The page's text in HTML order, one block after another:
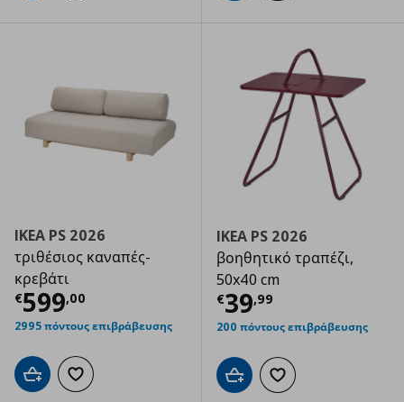
IKEA PS 2026
τριθέσιος καναπές-
κρεβάτι
€599,00
Τρέχουσα τιμή € 599,00
2995 πόντους επιβράβευσης
Προσθήκη στο καλάθι
Προσθήκη στα αγαπημένα
IKEA PS 2026
βοηθητικό τραπέζι,
50x40 cm
€39,99
Τρέχουσα
200 πόντους επιβράβευσης
Προσθήκη στο καλάθι
Προσθήκη στα